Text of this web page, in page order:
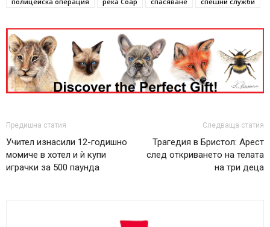
Предишна статия
Учител изнасили 12-годишно
момиче в хотел и ѝ купи
играчки за 500 паунда
Следваща статия
Трагедия в Бристол: Арест
след откриването на телата
на три деца